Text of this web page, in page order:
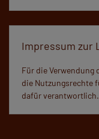
Impressum zur
Für die Verwendung
die Nutzungsrechte
dafür verantwortlich.